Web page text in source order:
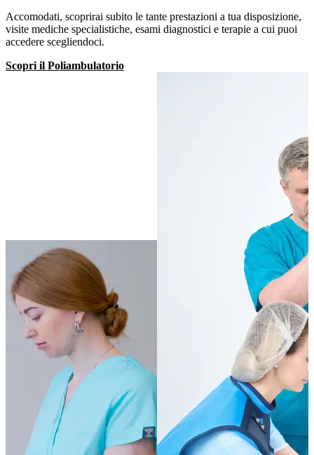
Accomodati, scoprirai subito le tante prestazioni a tua disposizione,
visite mediche specialistiche, esami diagnostici e terapie a cui puoi
accedere scegliendoci.
Scopri il Poliambulatorio